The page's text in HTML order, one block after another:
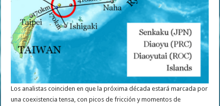
Los analistas coinciden en que la próxima década estará marcada por
una coexistencia tensa, con picos de fricción y momentos de